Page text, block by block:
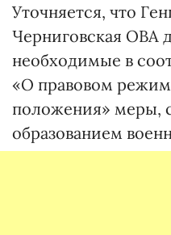
Уточняется, что
Черниговская ОВА
необходимые в
«О правовом
положения» меры,
образованием